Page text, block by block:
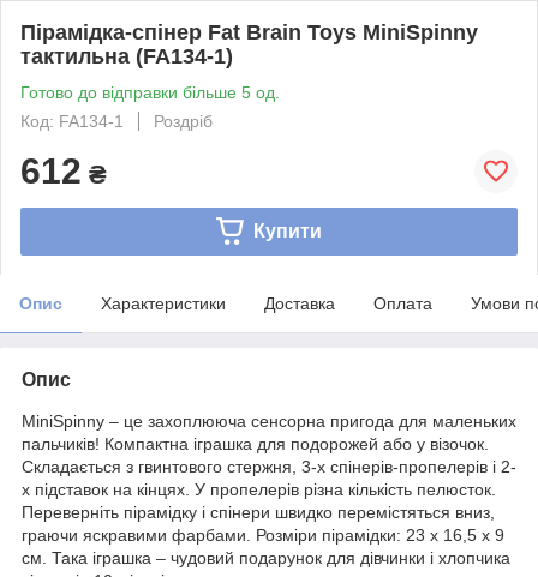
Пірамідка-спінер Fat Brain Toys MiniSpinny
тактильна (FA134-1)
Готово до відправки більше 5 од.
Код: FA134-1
Роздріб
612 ₴
Купити
Опис Характеристики Доставка Оплата Умови
Опис
MiniSpinny – це захоплююча сенсорна пригода для маленьких
пальчиків! Компактна іграшка для подорожей або у візочок.
Складається з гвинтового стержня, 3-х спінерів-пропелерів і 2-
х підставок на кінцях. У пропелерів різна кількість пелюсток.
Переверніть пірамідку і спінери швидко перемістяться вниз,
граючи яскравими фарбами. Розміри пірамідки: 23 х 16,5 х 9
см. Така іграшка – чудовий подарунок для дівчинки і хлопчика